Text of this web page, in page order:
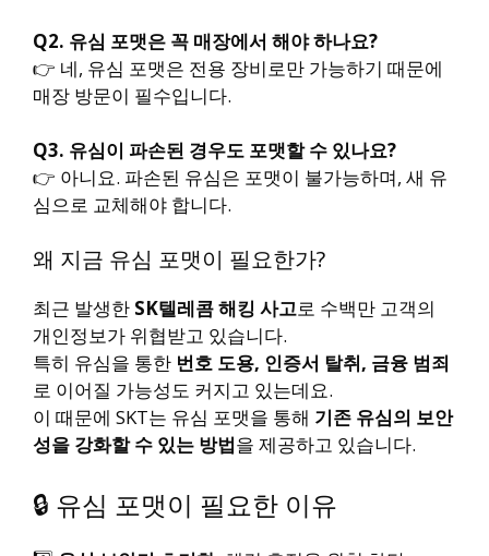
Q2. 유심 포맷은 꼭 매장에서 해야 하나요?
👉 네, 유심 포맷은 전용 장비로만 가능하기 때문에
매장 방문이 필수입니다.
Q3. 유심이 파손된 경우도 포맷할 수 있나요?
👉 아니요. 파손된 유심은 포맷이 불가능하며, 새 유
심으로 교체해야 합니다.
왜 지금 유심 포맷이 필요한가?
최근 발생한 SK텔레콤 해킹 사고로 수백만 고객의
개인정보가 위협받고 있습니다.
특히 유심을 통한 번호 도용, 인증서 탈취, 금융 범죄
로 이어질 가능성도 커지고 있는데요.
이 때문에 SKT는 유심 포맷을 통해 기존 유심의 보안
성을 강화할 수 있는 방법을 제공하고 있습니다.
🔒 유심 포맷이 필요한 이유